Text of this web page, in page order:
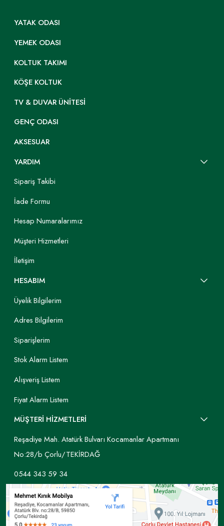
YATAK ODASI
YEMEK ODASI
KOLTUK TAKIMI
KÖŞE KOLTUK
TV & DUVAR ÜNITESI
GENÇ ODASI
AKSESUAR
YARDIM
Sipariş Takibi
İade Formu
Hesap Numaralarımız
Müşteri Hizmetleri
İletişim
HESABIM
Üyelik Bilgilerim
Adres Bilgilerim
Siparişlerim
Stok Alarm Listem
Alışveriş Listem
Fiyat Alarm Listem
MÜŞTERİ HİZMETLERİ
Reşadiye Mah. Atatürk Bulvarı Kocamanlar Apartmanı
No:28/b Çorlu/TEKİRDAĞ
0544 343 59 34